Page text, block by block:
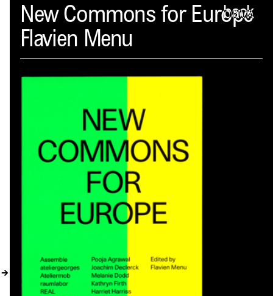
back
Spector
PROFIL
AKTUELLES
WARENKORB (
0
VERLAGSVORSCHAU
DISTRIBUTION
KONTAKT
KUNDENKONTO
New Commons for Europe
Flavien Menu